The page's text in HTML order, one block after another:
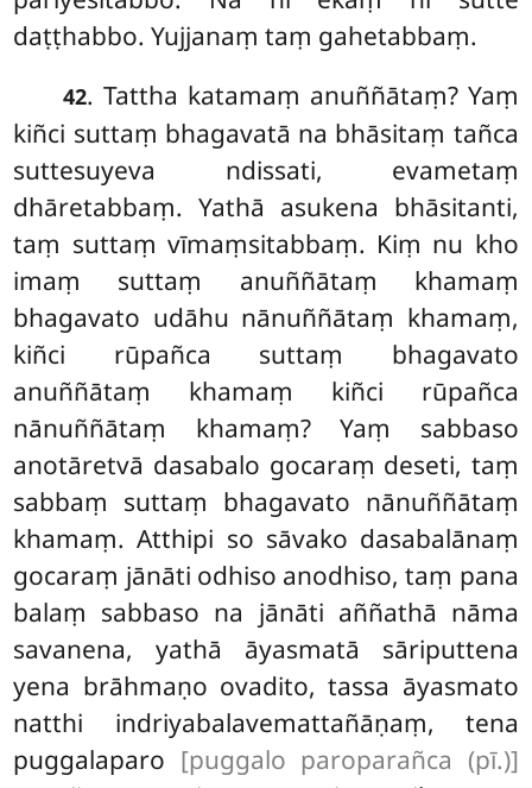
daṭṭhabbo. Yujjanaṃ taṃ gahetabbaṃ.
42. Tattha katamaṃ anuññātaṃ? Yaṃ
kiñci suttaṃ bhagavatā na bhāsitaṃ tañca
suttesuyeva ndissati, evametaṃ
dhāretabbaṃ. Yathā asukena bhāsitanti,
taṃ suttaṃ vīmaṃsitabbaṃ. Kiṃ nu kho
imaṃ suttaṃ anuññātaṃ khamaṃ
bhagavato udāhu nānuññātaṃ khamaṃ,
kiñci rūpañca suttaṃ bhagavato
anuññātaṃ khamaṃ kiñci rūpañca
nānuññātaṃ khamaṃ? Yaṃ sabbaso
anotāretvā dasabalo gocaraṃ deseti, taṃ
sabbaṃ suttaṃ bhagavato nānuññātaṃ
khamaṃ. Atthipi so sāvako dasabalānaṃ
gocaraṃ jānāti odhiso anodhiso, taṃ pana
balaṃ sabbaso na jānāti aññathā nāma
savanena, yathā āyasmatā sāriputtena
yena brāhmaṇo ovadito, tassa āyasmato
natthi indriyabalavemattañāṇaṃ, tena
puggalaparo [puggalo paroparañca (pī.)]